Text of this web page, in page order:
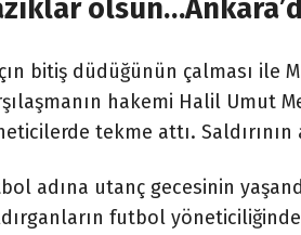
bitiş düdüğünün çalması ile
hakemi Halil Umut
tekme attı.
adına utanç gecesinin
futbol